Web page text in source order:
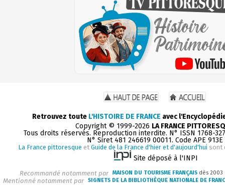
Retrouvez toute L'HISTOIRE DE FRANCE avec
Copyright © 1999-2026 LA FRANCE
Tous droits réservés. Reproduction interdite. N° ISSN 1768-
N° Siret 481 246619 00011. Code APE 913E
La France pittoresque et Guide de la France d'hier et d'aujourd'hui sont
Site déposé à l'INPI
Recommandé notamment par MAISON DU TOURISME FRANÇAIS dès
Mentionné notamment par SIGNETS DE LA BIBLIOTHÈQUE NATIONALE DE